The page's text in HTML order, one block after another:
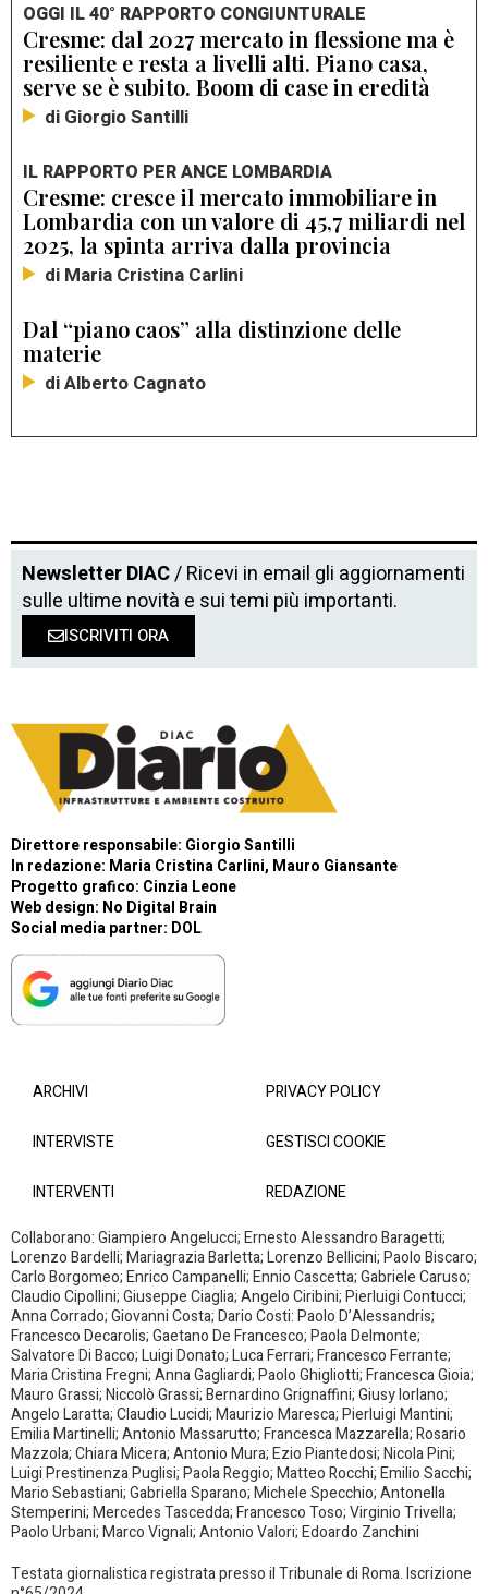
OGGI IL 40° RAPPORTO CONGIUNTURALE
Cresme: dal 2027 mercato in flessione ma è
resiliente e resta a livelli alti. Piano casa,
serve se è subito. Boom di case in eredità
di Giorgio Santilli
IL RAPPORTO PER ANCE LOMBARDIA
Cresme: cresce il mercato immobiliare in
Lombardia con un valore di 45,7 miliardi nel
2025, la spinta arriva dalla provincia
di Maria Cristina Carlini
Dal “piano caos” alla distinzione delle
materie
di Alberto Cagnato
Newsletter DIAC/ Ricevi in email gli aggiornamenti
sulle ultime novità e sui temi più importanti.
ISCRIVITI ORA
Direttore responsabile: Giorgio Santilli
In redazione: Maria Cristina Carlini, Mauro Giansante
Progetto grafico: Cinzia Leone
Web design: No Digital Brain
Social media partner: DOL
ARCHIVI
INTERVISTE
INTERVENTI
PRIVACY POLICY
GESTISCI COOKIE
REDAZIONE
Collaborano: Giampiero Angelucci; Ernesto Alessandro Baragetti;
Lorenzo Bardelli; Mariagrazia Barletta; Lorenzo Bellicini; Paolo Biscaro;
Carlo Borgomeo; Enrico Campanelli; Ennio Cascetta; Gabriele Caruso;
Claudio Cipollini; Giuseppe Ciaglia; Angelo Ciribini; Pierluigi Contucci;
Anna Corrado; Giovanni Costa; Dario Costi: Paolo D’Alessandris;
Francesco Decarolis; Gaetano De Francesco; Paola Delmonte;
Salvatore Di Bacco; Luigi Donato; Luca Ferrari; Francesco Ferrante;
Maria Cristina Fregni; Anna Gagliardi; Paolo Ghigliotti; Francesca Gioia;
Mauro Grassi; Niccolò Grassi; Bernardino Grignaffini; Giusy Iorlano;
Angelo Laratta; Claudio Lucidi; Maurizio Maresca; Pierluigi Mantini;
Emilia Martinelli; Antonio Massarutto; Francesca Mazzarella; Rosario
Mazzola; Chiara Micera; Antonio Mura; Ezio Piantedosi; Nicola Pini;
Luigi Prestinenza Puglisi; Paola Reggio; Matteo Rocchi; Emilio Sacchi;
Mario Sebastiani; Gabriella Sparano; Michele Specchio; Antonella
Stemperini; Mercedes Tascedda; Francesco Toso; Virginio Trivella;
Paolo Urbani; Marco Vignali; Antonio Valori; Edoardo Zanchini
Testata giornalistica registrata presso il Tribunale di Roma. Iscrizione